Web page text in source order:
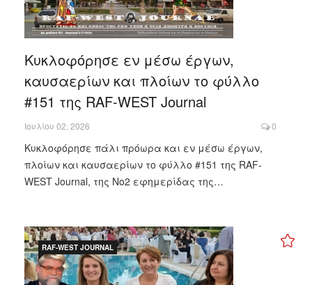
Κυκλοφόρησε εν μέσω έργων,
καυσαερίων και πλοίων το φύλλο
#151 της RAF-WEST Journal
Ιουλίου 02, 2026 0
Κυκλοφόρησε πάλι πρόωρα και εν μέσω έργων,
πλοίων και καυσαερίων το φύλλο #151 της RAF-
WEST Journal, της Νο2 εφημερίδας της…
RAF-WEST JOURNAL